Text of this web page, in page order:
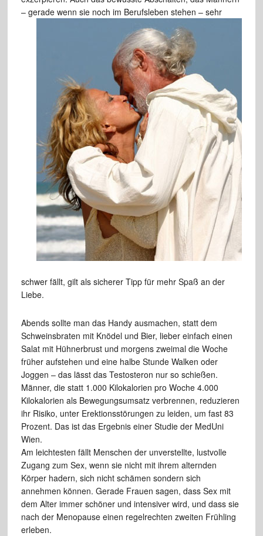
– gerade wenn sie noch im Berufsleben stehen – sehr
schwer fällt, gilt als sicherer Tipp für mehr Spaß an der
Liebe.
Abends sollte man das Handy ausmachen, statt dem
Schweinsbraten mit Knödel und Bier, lieber einfach einen
Salat mit Hühnerbrust und morgens zweimal die Woche
früher aufstehen und eine halbe Stunde Walken oder
Joggen – das lässt das Testosteron nur so schießen.
Männer, die statt 1.000 Kilokalorien pro Woche 4.000
Kilokalorien als Bewegungsumsatz verbrennen, reduzieren
ihr Risiko, unter Erektionsstörungen zu leiden, um fast 83
Prozent. Das ist das Ergebnis einer Studie der MedUni
Wien.
Am leichtesten fällt Menschen der unverstellte, lustvolle
Zugang zum Sex, wenn sie nicht mit ihrem alternden
Körper hadern, sich nicht schämen sondern sich
annehmen können. Gerade Frauen sagen, dass Sex mit
dem Alter immer schöner und intensiver wird, und dass sie
nach der Menopause einen regelrechten zweiten Frühling
erleben.